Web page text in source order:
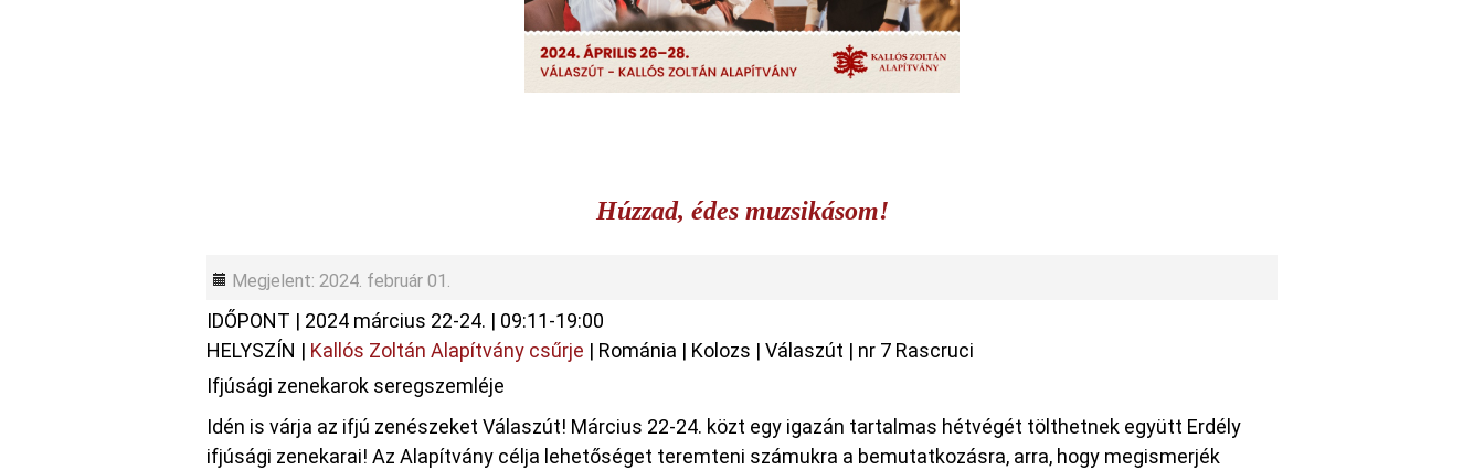
Húzzad, édes muzsikásom!
Megjelent: 2024. február 01.
IDŐPONT | 2024 március 22-24. | 09:11-19:00
HELYSZÍN | Kallós Zoltán Alapítvány csűrje | Románia | Kolozs | Válaszút | nr 7 Rascruci
Ifjúsági zenekarok seregszemléje
Idén is várja az ifjú zenészeket Válaszút! Március 22-24. közt egy igazán tartalmas hétvégét tölthetnek együtt Erdély
ifjúsági zenekarai! Az Alapítvány célja lehetőséget teremteni számukra a bemutatkozásra, arra, hogy megismerjék